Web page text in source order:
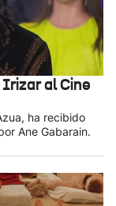
al Cine
ha recibido
Ane Gabarain.